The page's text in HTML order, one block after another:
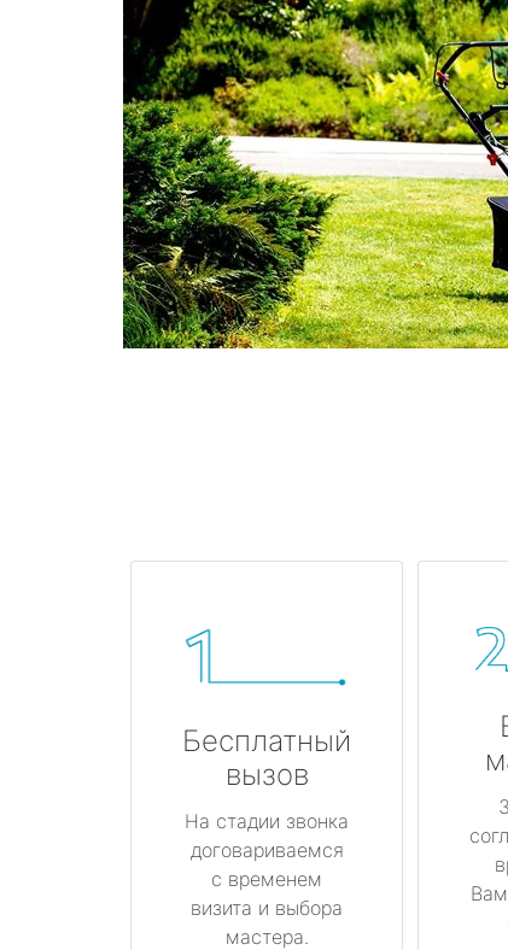
Бесплатный
вызов
На стадии звонка
договариваемся
с временем
визита и выбора
мастера.